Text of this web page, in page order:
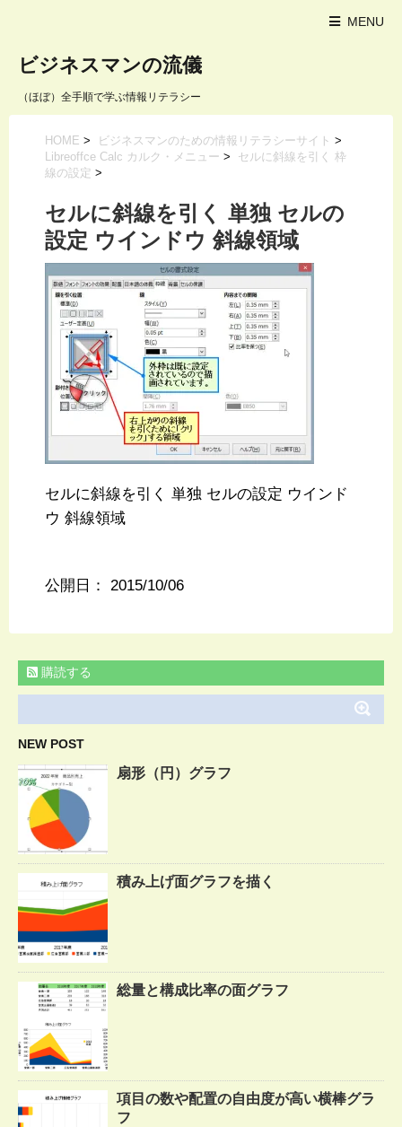
MENU
ビジネスマンの流儀
（ほぼ）全手順で学ぶ情報リテラシー
HOME > ビジネスマンのための情報リテラシーサイト >
Libreoffce Calc カルク・メニュー > セルに斜線を引く 枠
線の設定 >
セルに斜線を引く 単独 セルの
設定 ウインドウ 斜線領域
セルに斜線を引く 単独 セルの設定 ウインド
ウ 斜線領域
公開日： 2015/10/06
購読する
NEW POST
扇形（円）グラフ
積み上げ面グラフを描く
総量と構成比率の面グラフ
項目の数や配置の自由度が高い横棒グラ
フ